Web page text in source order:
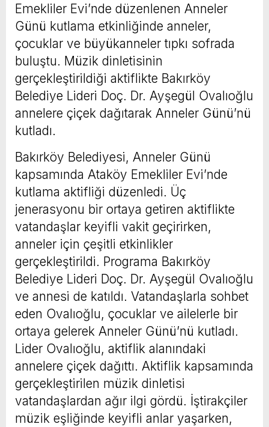
Emekliler Evi’nde düzenlenen Anneler
Günü kutlama etkinliğinde anneler,
çocuklar ve büyükanneler tıpkı sofrada
buluştu. Müzik dinletisinin
gerçekleştirildiği aktiflikte Bakırköy
Belediye Lideri Doç. Dr. Ayşegül Ovalıoğlu
annelere çiçek dağıtarak Anneler Günü’nü
kutladı.
Bakırköy Belediyesi, Anneler Günü
kapsamında Ataköy Emekliler Evi’nde
kutlama aktifliği düzenledi. Üç
jenerasyonu bir ortaya getiren aktiflikte
vatandaşlar keyifli vakit geçirirken,
anneler için çeşitli etkinlikler
gerçekleştirildi. Programa Bakırköy
Belediye Lideri Doç. Dr. Ayşegül Ovalıoğlu
ve annesi de katıldı. Vatandaşlarla sohbet
eden Ovalıoğlu, çocuklar ve ailelerle bir
ortaya gelerek Anneler Günü’nü kutladı.
Lider Ovalıoğlu, aktiflik alanındaki
annelere çiçek dağıttı. Aktiflik kapsamında
gerçekleştirilen müzik dinletisi
vatandaşlardan ağır ilgi gördü. İştirakçiler
müzik eşliğinde keyifli anlar yaşarken,